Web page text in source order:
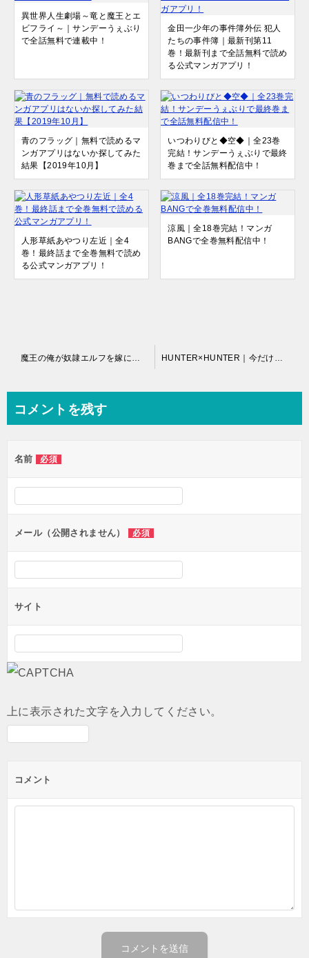
異世界人生劇場～竜と魔王とエ
ビフライ～｜サンデーうぇぶり
で全話無料で連載中！
金田一少年の事件簿外伝 犯人
たちの事件簿｜最新刊第11
巻！最新刊まで全話無料で読め
る公式マンガアプリ！
青のフラッグ｜無料で読めるマ
ンガアプリはないか探してみた
結果【2019年10月】
いつわりびと◆空◆｜全23巻
完結！サンデーうぇぶりで最終
巻まで全話無料配信中！
人形草紙あやつり左近｜全4
巻！最終話まで全巻無料で読め
る公式マンガアプリ！
涼風｜全18巻完結！マンガ
BANGで全巻無料配信中！
ビ
ー
シ
ン
魔王の俺が奴隷エルフを嫁にしたんだが、どう愛でればいい？｜コミックファイアで無料連載中 HUNTER×HUNTER｜今だけ各章冒頭試し読み！
コメントを残す
名前 必須
メール（公開されません） 必須
サイト
上に表示された文字を入力してください。
コメント